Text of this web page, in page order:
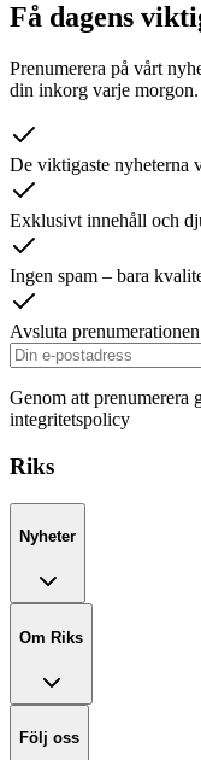
Få dagens
Prenumerera på vårt
din inkorg varje morgon.
De viktigaste nyheterna
Exklusivt innehåll och
Ingen spam – bara
Avsluta
Genom att prenumerera
integritetspolicy
Riks
Nyheter
Om Riks
Följ oss